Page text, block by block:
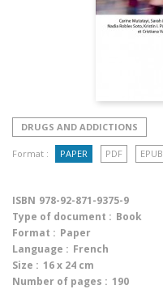
DRUGS AND ADDICTIONS
Format : PAPER PDF EPUB
ISBN 978-92-871-9375-9
Type of document : Book
Format : Paper
Language : French
Size : 16 x 24 cm
Number of pages : 190